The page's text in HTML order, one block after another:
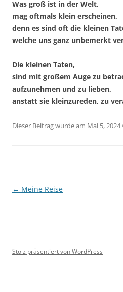
Was groß ist in der Welt,
mag oftmals klein erscheinen,
denn es sind oft die kleinen
welche uns ganz unbemerkt
Die kleinen Taten,
sind mit großem Auge zu
aufzunehmen und zu lieben,
anstatt sie kleinzureden, zu
Dieser Beitrag wurdeam Mai 5, 2024
Beitragsnavigation
← Meine Reise
Stolz präsentiert von WordPress